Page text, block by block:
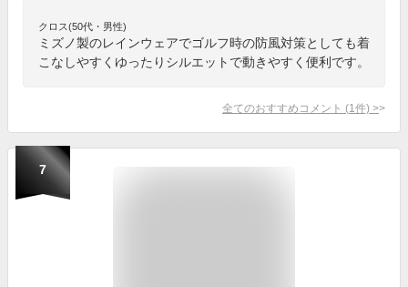
クロス(50代・男性)
ミズノ製のレインウェアでゴルフ時の防風対策としても着
こなしやすくゆったりシルエットで動きやすく便利です。
全てのおすすめコメント (1 件) >
7